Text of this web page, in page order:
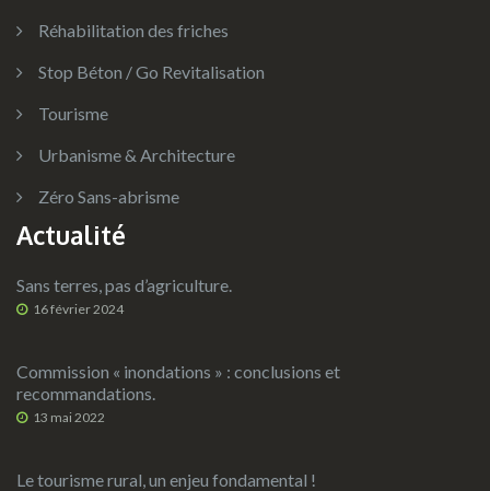
Réhabilitation des friches
Stop Béton / Go Revitalisation
Tourisme
Urbanisme & Architecture
Zéro Sans-abrisme
Actualité
Sans terres, pas d’agriculture.
16 février 2024
Commission « inondations » : conclusions et
recommandations.
13 mai 2022
Le tourisme rural, un enjeu fondamental !